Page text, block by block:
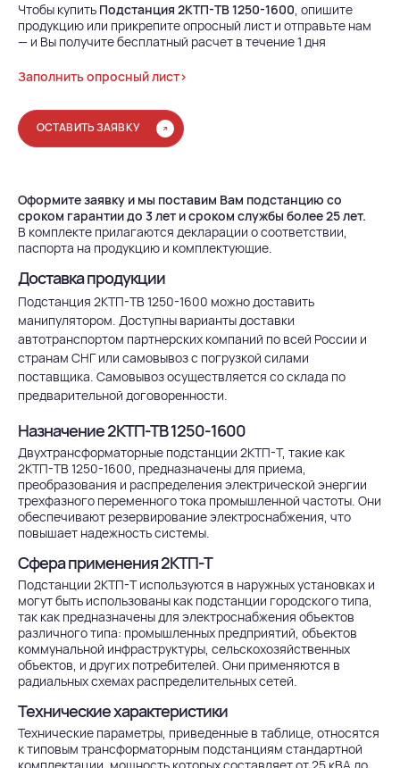
Чтобы купить Подстанция 2КТП-ТВ 1250-1600, опишите
продукцию или прикрепите опросный лист и отправьте нам
— и Вы получите бесплатный расчет в течение 1 дня
Заполнить опросный лист>
ОСТАВИТЬ ЗАЯВКУ
Оформите заявку и мы поставим Вам подстанцию со
сроком гарантии до 3 лет и сроком службы более 25 лет.
В комплекте прилагаются декларации о соответствии,
паспорта на продукцию и комплектующие.
Доставка продукции
Подстанция 2КТП-ТВ 1250-1600 можно доставить
манипулятором. Доступны варианты доставки
автотранспортом партнерских компаний по всей России и
странам СНГ или самовывоз с погрузкой силами
поставщика. Самовывоз осуществляется со склада по
предварительной договоренности.
Назначение 2КТП-ТВ 1250-1600
Двухтрансформаторные подстанции 2КТП-Т, такие как
2КТП-ТВ 1250-1600, предназначены для приема,
преобразования и распределения электрической энергии
трехфазного переменного тока промышленной частоты. Они
обеспечивают резервирование электроснабжения, что
повышает надежность системы.
Сфера применения 2КТП-Т
Подстанции 2КТП-Т используются в наружных установках и
могут быть использованы как подстанции городского типа,
так как предназначены для электроснабжения объектов
различного типа: промышленных предприятий, объектов
коммунальной инфраструктуры, сельскохозяйственных
объектов, и других потребителей. Они применяются в
радиальных схемах распределительных сетей.
Технические характеристики
Технические параметры, приведенные в таблице, относятся
к типовым трансформаторным подстанциям стандартной